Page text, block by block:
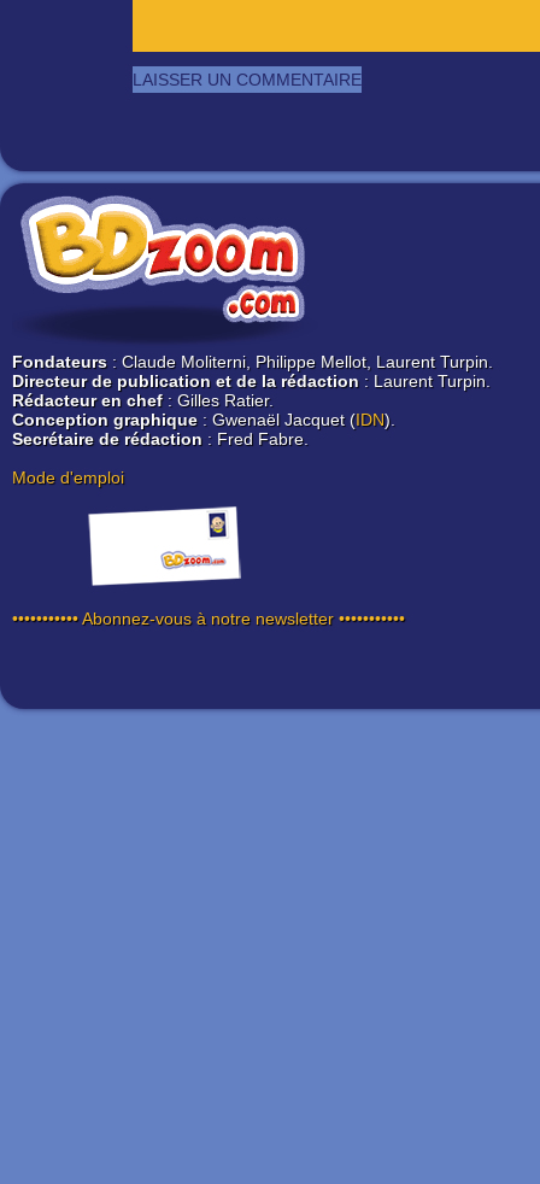
Fondateurs : Claude Moliterni, Philippe Mellot, Laurent Turpin.
Directeur de publication et de la rédaction : Laurent Turpin.
Rédacteur en chef: Gilles Ratier.
Conception graphique: Gwenaël Jacquet (IDN).
Secrétaire de rédaction : Fred Fabre.
Mode d'emploi
••••••••••• Abonnez-vous à notre newsletter •••••••••••